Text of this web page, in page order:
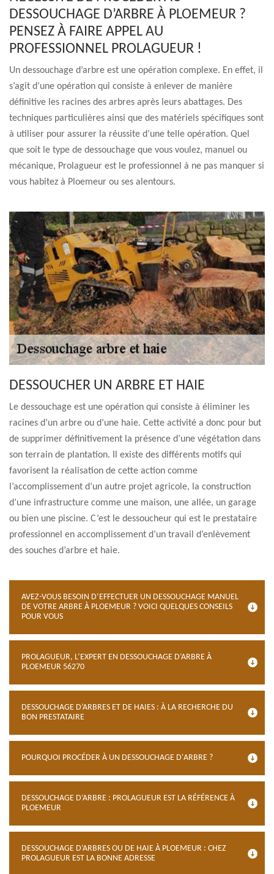
DESSOUCHAGE D’ARBRE À PLOEMEUR ?
PENSEZ À FAIRE APPEL AU
PROFESSIONNEL PROLAGUEUR !
Un dessouchage d’arbre est une opération complexe. En effet, il
s’agit d’une opération qui consiste à enlever de manière
définitive les racines des arbres après leurs abattages. Des
techniques particulières ainsi que des matériels spécifiques sont
à utiliser pour assurer la réussite d’une telle opération. Quel
que soit le type de dessouchage que vous voulez, manuel ou
mécanique, Prolagueur est le professionnel à ne pas manquer si
vous habitez à Ploemeur ou ses alentours.
DESSOUCHER UN ARBRE ET HAIE
Le dessouchage est une opération qui consiste à éliminer les
racines d’un arbre ou d’une haie. Cette activité a donc pour but
de supprimer définitivement la présence d’une végétation dans
son terrain de plantation. Il existe des différents motifs qui
favorisent la réalisation de cette action comme
l’accomplissement d’un autre projet agricole, la construction
d’une infrastructure comme une maison, une allée, un garage
ou bien une piscine. C’est le dessoucheur qui est le prestataire
professionnel en accomplissement d’un travail d’enlèvement
des souches d’arbre et haie.
AVEZ-VOUS BESOIN D’EFFECTUER UN DESSOUCHAGE MANUEL
DE VOTRE ARBRE À PLOEMEUR ? VOICI QUELQUES CONSEILS
POUR VOUS
PROLAGUEUR, L’EXPERT EN DESSOUCHAGE D’ARBRE À
PLOEMEUR 56270
DESSOUCHAGE D’ARBRES ET DE HAIES : À LA RECHERCHE DU
BON PRESTATAIRE
POURQUOI PROCÉDER À UN DESSOUCHAGE D'ARBRE ?
DESSOUCHAGE D’ARBRE : PROLAGUEUR EST LA RÉFÉRENCE À
PLOEMEUR
DESSOUCHAGE D’ARBRES OU DE HAIE À PLOEMEUR : CHEZ
PROLAGUEUR EST LA BONNE ADRESSE